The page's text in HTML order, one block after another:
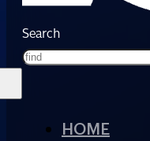
Search
HOME